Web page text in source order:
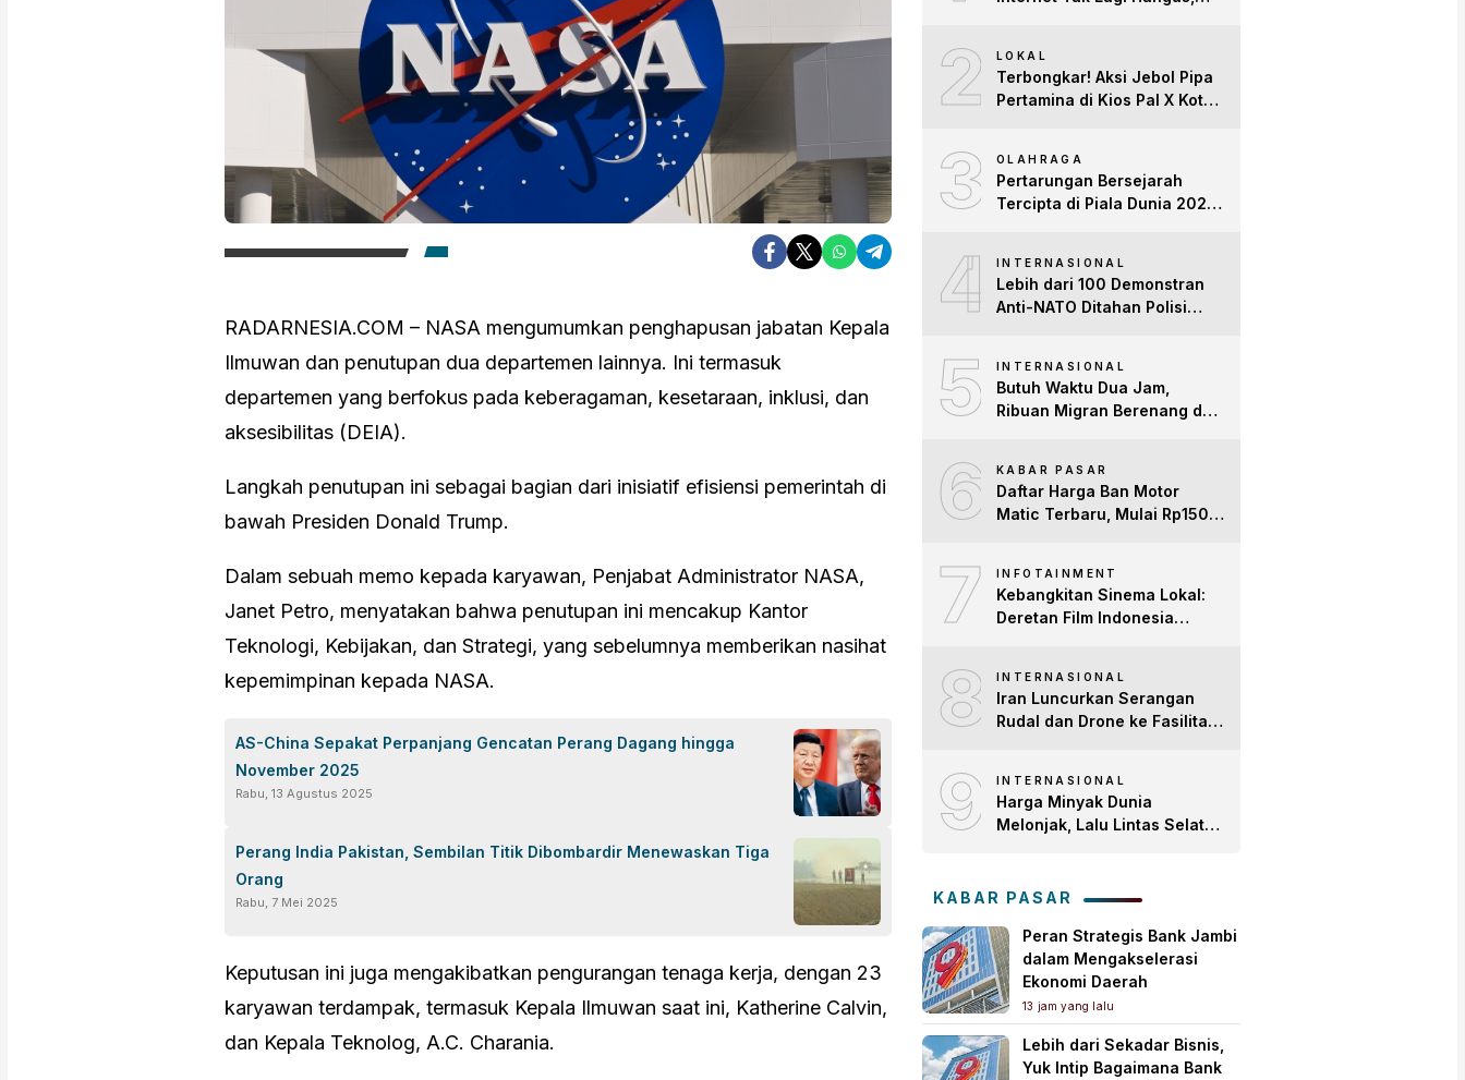
RADARNESIA.COM – NASA mengumumkan penghapusan jabatan Kepala
Ilmuwan dan penutupan dua departemen lainnya. Ini termasuk
departemen yang berfokus pada keberagaman, kesetaraan, inklusi, dan
aksesibilitas (DEIA).
Langkah penutupan ini sebagai bagian dari inisiatif efisiensi pemerintah di
bawah Presiden Donald Trump.
Dalam sebuah memo kepada karyawan, Penjabat Administrator NASA,
Janet Petro, menyatakan bahwa penutupan ini mencakup Kantor
Teknologi, Kebijakan, dan Strategi, yang sebelumnya memberikan nasihat
kepemimpinan kepada NASA.
AS-China Sepakat Perpanjang Gencatan Perang Dagang hingga
November 2025
Rabu, 13 Agustus 2025
Perang India Pakistan, Sembilan Titik Dibombardir Menewaskan Tiga
Orang
Rabu, 7 Mei 2025
Keputusan ini juga mengakibatkan pengurangan tenaga kerja, dengan 23
karyawan terdampak, termasuk Kepala Ilmuwan saat ini, Katherine Calvin,
dan Kepala Teknolog, A.C. Charania.
2 LOKAL
Terbongkar! Aksi Jebol Pipa
Pertamina di Kios Pal X Kota
3 OLAHRAGA
Pertarungan Bersejarah
Tercipta di Piala Dunia 2026:
4 INTERNASIONAL
Lebih dari 100 Demonstran
Anti-NATO Ditahan Polisi
5 INTERNASIONAL
Butuh Waktu Dua Jam,
Ribuan Migran Berenang dari
6 KABAR PASAR
Daftar Harga Ban Motor
Matic Terbaru, Mulai Rp150
7 INFOTAINMENT
Kebangkitan Sinema Lokal:
Deretan Film Indonesia
Global
8 INTERNASIONAL
Iran Luncurkan Serangan
Rudal dan Drone ke Fasilitas
9 INTERNASIONAL
Harga Minyak Dunia
Melonjak, Lalu Lintas Selat
KABAR PASAR
Peran Strategis Bank Jambi
dalam Mengakselerasi
Ekonomi Daerah
13 jam yang lalu
Lebih dari Sekadar Bisnis,
Yuk Intip Bagaimana Bank